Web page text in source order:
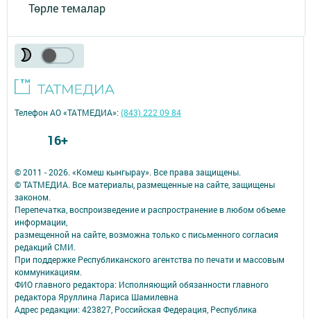
Төрле темалар
© 2011 - 2026. «Комеш кынгырау». Все права защищены.
© ТАТМЕДИА. Все материалы, размещенные на сайте, защищены
законом.
Перепечатка, воспроизведение и распространение в любом объеме
информации,
размещенной на сайте, возможна только с письменного согласия
редакций СМИ.
При поддержке Республиканского агентства по печати и массовым
коммуникациям.
ФИО главного редактора: Исполняющий обязанности главного
редактора Яруллина Лариса Шамилевна
Адрес редакции: 423827, Российская Федерация, Республика
Телефон АО «ТАТМЕДИА»:(843) 222 09 84
16+